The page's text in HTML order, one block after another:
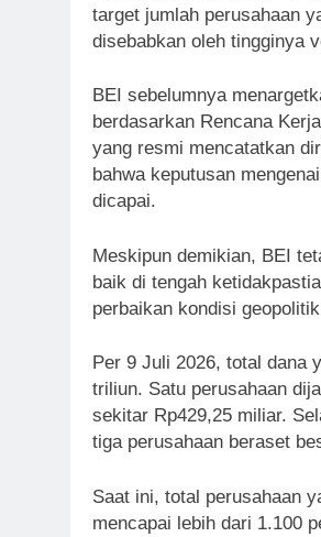
target jumlah perusahaan
disebabkan oleh tingginya
BEI sebelumnya
berdasarkan Rencana
yang resmi mencatatkan
bahwa keputusan
dicapai.
Meskipun demikian, BEI
baik di tengah
perbaikan kondisi
Per 9 Juli 2026, total dana
triliun. Satu perusahaan
sekitar Rp429,25 miliar.
tiga perusahaan beraset
Saat ini, total perusahaan
mencapai lebih dari 1.100